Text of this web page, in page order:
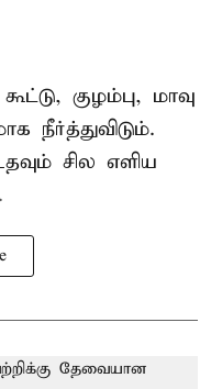
குழம்பு, மாவு
நீர்த்துவிடும்.
சில எளிய